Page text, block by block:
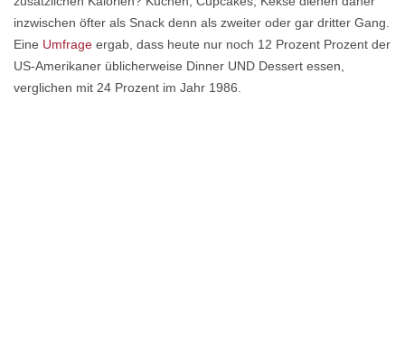
inzwischen öfter als Snack denn als zweiter oder gar dritter Gang.
Eine Umfrage ergab, dass heute nur noch 12 Prozent Prozent der
US-Amerikaner üblicherweise Dinner UND Dessert essen,
verglichen mit 24 Prozent im Jahr 1986.